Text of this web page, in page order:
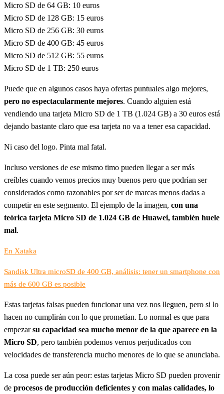
Micro SD de 64 GB: 10 euros
Micro SD de 128 GB: 15 euros
Micro SD de 256 GB: 30 euros
Micro SD de 400 GB: 45 euros
Micro SD de 512 GB: 55 euros
Micro SD de 1 TB: 250 euros
Puede que en algunos casos haya ofertas puntuales algo mejores,
pero no espectacularmente mejores. Cuando alguien está
vendiendo una tarjeta Micro SD de 1 TB (1.024 GB) a 30 euros está
dejando bastante claro que esa tarjeta no va a tener esa capacidad.
Ni caso del logo. Pinta mal fatal.
Incluso versiones de ese mismo timo pueden llegar a ser más
creíbles cuando vemos precios muy buenos pero que podrían ser
considerados como razonables por ser de marcas menos dadas a
competir en este segmento. El ejemplo de la imagen, con una
teórica tarjeta Micro SD de 1.024 GB de Huawei, también huele
mal.
En Xataka
Sandisk Ultra microSD de 400 GB, análisis: tener un smartphone con
más de 600 GB es posible
Estas tarjetas falsas pueden funcionar una vez nos lleguen, pero si lo
hacen no cumplirán con lo que prometían. Lo normal es que para
empezarsu capacidad sea mucho menor de la que aparece en la
Micro SD, pero también podemos vernos perjudicados con
velocidades de transferencia mucho menores de lo que se anunciaba.
La cosa puede ser aún peor: estas tarjetas Micro SD pueden provenir
de procesos de producción deficientes y con malas calidades, lo